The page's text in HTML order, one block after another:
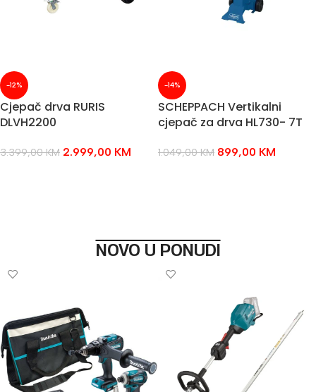
-12%
Cjepač drva RURIS
DLVH2200
3.399,00KM 2.999,00 KM
-14%
SCHEPPACH Vertikalni
cjepač za drva HL730- 7T
1.049,00KM 899,00 KM
NOVO U PONUDI